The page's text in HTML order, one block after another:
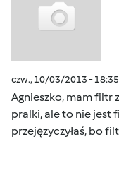
czw., 10/03/2013 - 18:35
Agnieszko, mam filtr
pralki, ale to nie jest
przejęzyczyłaś, bo